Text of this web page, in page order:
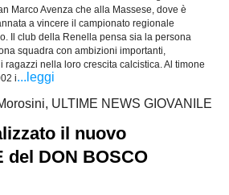
Marco Avenza che alla Massese, dove è
a vincere il campionato regionale
Il club della Renella pensa sia la persona
squadra con ambizioni importanti,
ragazzi nella loro crescita calcistica. Al timone
i...leggi
ULTIME NEWS GIOVANILE
il nuovo
del DON BOSCO